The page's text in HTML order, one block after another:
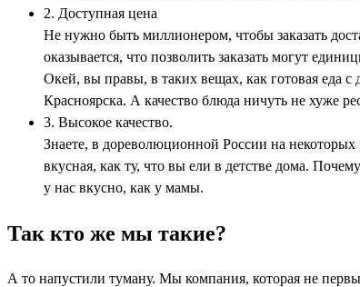
2. Доступная цена
Не нужно быть миллионером, чтобы заказать
оказывается, что позволить заказать могут
Окей, вы правы, в таких вещах, как готовая еда с
Красноярска. А качество блюда ничуть не хуже
3. Высокое качество.
Знаете, в дореволюционной России на
вкусная, как ту, что вы ели в детстве дома.
у нас вкусно, как у мамы.
Так кто же мы такие?
А то напустили туману. Мы компания, которая не